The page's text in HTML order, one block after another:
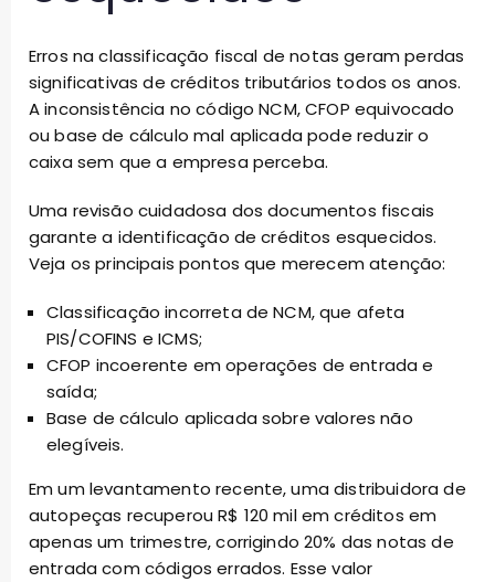
Erros na classificação fiscal de notas geram perdas
significativas de créditos tributários todos os anos.
A inconsistência no código NCM, CFOP equivocado
ou base de cálculo mal aplicada pode reduzir o
caixa sem que a empresa perceba.
Uma revisão cuidadosa dos documentos fiscais
garante a identificação de créditos esquecidos.
Veja os principais pontos que merecem atenção:
Classificação incorreta de NCM, que afeta
PIS/COFINS e ICMS;
CFOP incoerente em operações de entrada e
saída;
Base de cálculo aplicada sobre valores não
elegíveis.
Em um levantamento recente, uma distribuidora de
autopeças recuperou R$ 120 mil em créditos em
apenas um trimestre, corrigindo 20% das notas de
entrada com códigos errados. Esse valor